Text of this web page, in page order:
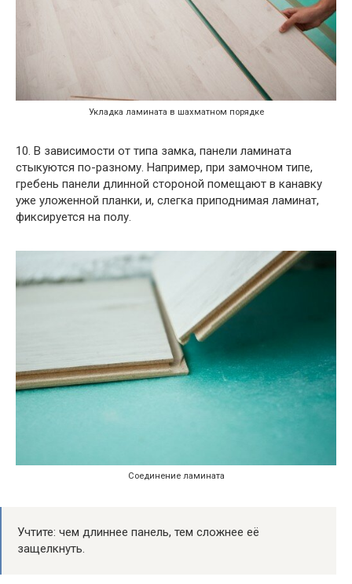
Укладка ламината в шахматном порядке
10. В зависимости от типа замка, панели ламината
стыкуются по-разному. Например, при замочном типе,
гребень панели длинной стороной помещают в канавку
уже уложенной планки, и, слегка приподнимая ламинат,
фиксируется на полу.
Соединение ламината
Учтите: чем длиннее панель, тем сложнее её
защелкнуть.